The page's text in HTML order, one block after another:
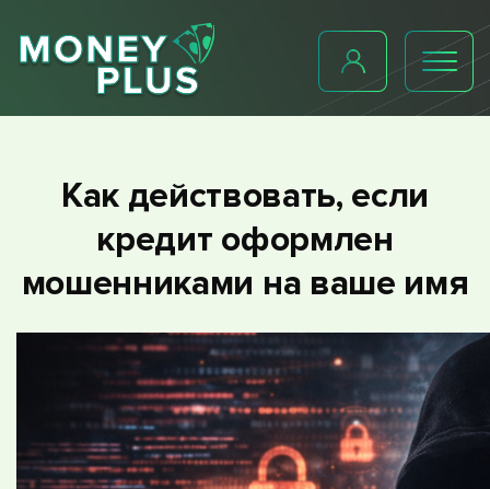
Как действовать, если
кредит оформлен
мошенниками на ваше имя